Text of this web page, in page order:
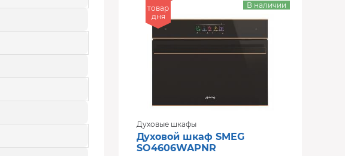
товар
дня
Духовые шкафы
Духовой шкаф SMEG
SO4606WAPNR
В наличии